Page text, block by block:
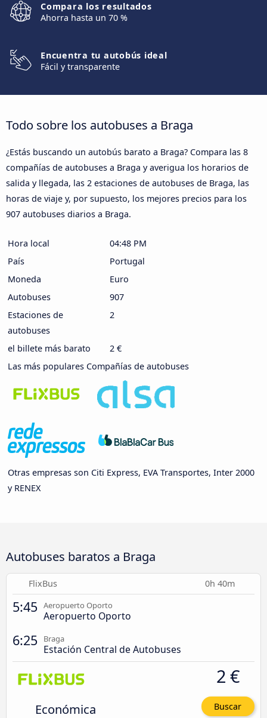
Compara los resultados
Ahorra hasta un 70 %
Encuentra tu autobús ideal
Fácil y transparente
Todo sobre los autobuses a Braga
¿Estás buscando un autobús barato a Braga? Compara las 8
compañías de autobuses a Braga y averigua los horarios de
salida y llegada, las 2 estaciones de autobuses de Braga, las
horas de viaje y, por supuesto, los mejores precios para los
907 autobuses diarios a Braga.
Hora local
04:48 PM
País
Portugal
Moneda
Euro
Autobuses
907
Estaciones de
autobuses
2
el billete más barato
2 €
Las más populares Compañías de autobuses
Otras empresas son Citi Express, EVA Transportes, Inter 2000
y RENEX
Autobuses baratos a Braga
FlixBus 0h 40m
5:45 Aeropuerto Oporto
Aeropuerto Oporto
6:25 Braga
Estación Central de Autobuses
Económica
2 €
Buscar